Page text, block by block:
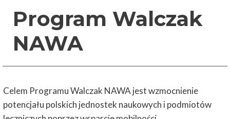
Program Walczak
NAWA
Celem Programu Walczak NAWA jest wzmocnienie
potencjału polskich jednostek naukowych i podmiotów